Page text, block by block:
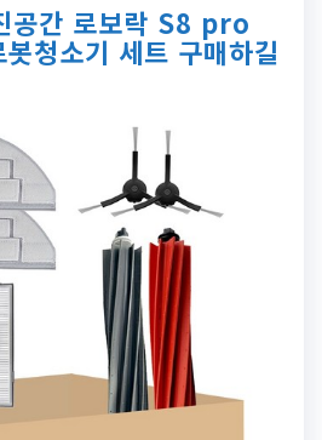
공간 로보락 S8 pro
청소기 세트 구매하길